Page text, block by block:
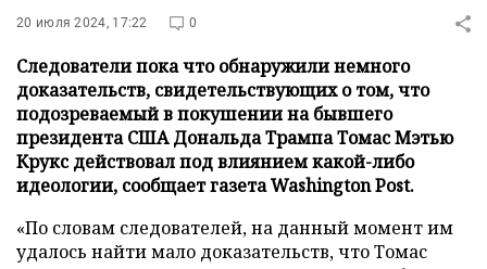
20 июля 2024, 17:22 0
Следователи пока что обнаружили немного
доказательств, свидетельствующих о том, что
подозреваемый в покушении на бывшего
президента США Дональда Трампа Томас Мэтью
Крукс действовал под влиянием какой-либо
идеологии, сообщает газета Washington Post.
«По словам следователей, на данный момент им
удалось найти мало доказательств, что Томас